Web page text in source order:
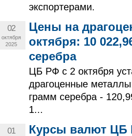
экспортерами.
02
октября
2025
Цены на
октября: 10
серебра
ЦБ РФ с 2 октября
драгоценные
грамм серебра -
1...
01
Курсы валют ЦБ